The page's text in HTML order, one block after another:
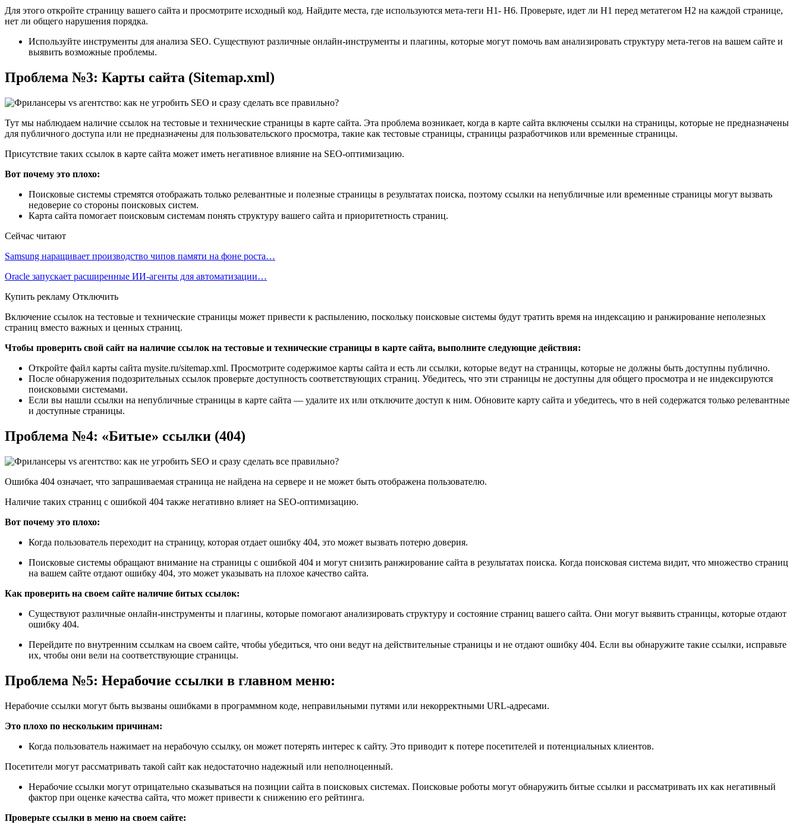
Для этого откройте страницу вашего сайта и просмотрите исходный код. Найдите места, где используются мета-теги H1- H6. Проверьте, идет ли H1 перед метатегом H2 на каждой странице,
нет ли общего нарушения порядка.
Используйте инструменты для анализа SEO. Существуют различные онлайн-инструменты и плагины, которые могут помочь вам анализировать структуру мета-тегов на вашем сайте и
выявить возможные проблемы.
Проблема №3: Карты сайта (Sitemap.xml)
Тут мы наблюдаем наличие ссылок на тестовые и технические страницы в карте сайта. Эта проблема возникает, когда в карте сайта включены ссылки на страницы, которые не предназначены
для публичного доступа или не предназначены для пользовательского просмотра, такие как тестовые страницы, страницы разработчиков или временные страницы.
Присутствие таких ссылок в карте сайта может иметь негативное влияние на SEO-оптимизацию.
Вот почему это плохо:
Поисковые системы стремятся отображать только релевантные и полезные страницы в результатах поиска, поэтому ссылки на непубличные или временные страницы могут вызвать
недоверие со стороны поисковых систем.
Карта сайта помогает поисковым системам понять структуру вашего сайта и приоритетность страниц.
Сейчас читают
Samsung наращивает производство чипов памяти на фоне роста…
Oracle запускает расширенные ИИ‑агенты для автоматизации…
Купить рекламу Отключить
Включение ссылок на тестовые и технические страницы может привести к распылению, поскольку поисковые системы будут тратить время на индексацию и ранжирование неполезных
страниц вместо важных и ценных страниц.
Чтобы проверить свой сайт на наличие ссылок на тестовые и технические страницы в карте сайта, выполните следующие действия:
Откройте файл карты сайта mysite.ru/sitemap.xml. Просмотрите содержимое карты сайта и есть ли ссылки, которые ведут на страницы, которые не должны быть доступны публично.
После обнаружения подозрительных ссылок проверьте доступность соответствующих страниц. Убедитесь, что эти страницы не доступны для общего просмотра и не индексируются
поисковыми системами.
Если вы нашли ссылки на непубличные страницы в карте сайта — удалите их или отключите доступ к ним. Обновите карту сайта и убедитесь, что в ней содержатся только релевантные
и доступные страницы.
Проблема №4: «Битые» ссылки (404)
Ошибка 404 означает, что запрашиваемая страница не найдена на сервере и не может быть отображена пользователю.
Наличие таких страниц с ошибкой 404 также негативно влияет на SEO-оптимизацию.
Вот почему это плохо:
Когда пользователь переходит на страницу, которая отдает ошибку 404, это может вызвать потерю доверия.
Поисковые системы обращают внимание на страницы с ошибкой 404 и могут снизить ранжирование сайта в результатах поиска. Когда поисковая система видит, что множество страниц
на вашем сайте отдают ошибку 404, это может указывать на плохое качество сайта.
Как проверить на своем сайте наличие битых ссылок:
Существуют различные онлайн-инструменты и плагины, которые помогают анализировать структуру и состояние страниц вашего сайта. Они могут выявить страницы, которые отдают
ошибку 404.
Перейдите по внутренним ссылкам на своем сайте, чтобы убедиться, что они ведут на действительные страницы и не отдают ошибку 404. Если вы обнаружите такие ссылки, исправьте
их, чтобы они вели на соответствующие страницы.
Проблема №5: Нерабочие ссылки в главном меню:
Нерабочие ссылки могут быть вызваны ошибками в программном коде, неправильными путями или некорректными URL-адресами.
Это плохо по нескольким причинам:
Когда пользователь нажимает на нерабочую ссылку, он может потерять интерес к сайту. Это приводит к потере посетителей и потенциальных клиентов.
Посетители могут рассматривать такой сайт как недостаточно надежный или неполноценный.
Нерабочие ссылки могут отрицательно сказываться на позиции сайта в поисковых системах. Поисковые роботы могут обнаружить битые ссылки и рассматривать их как негативный
фактор при оценке качества сайта, что может привести к снижению его рейтинга.
Проверьте ссылки в меню на своем сайте: